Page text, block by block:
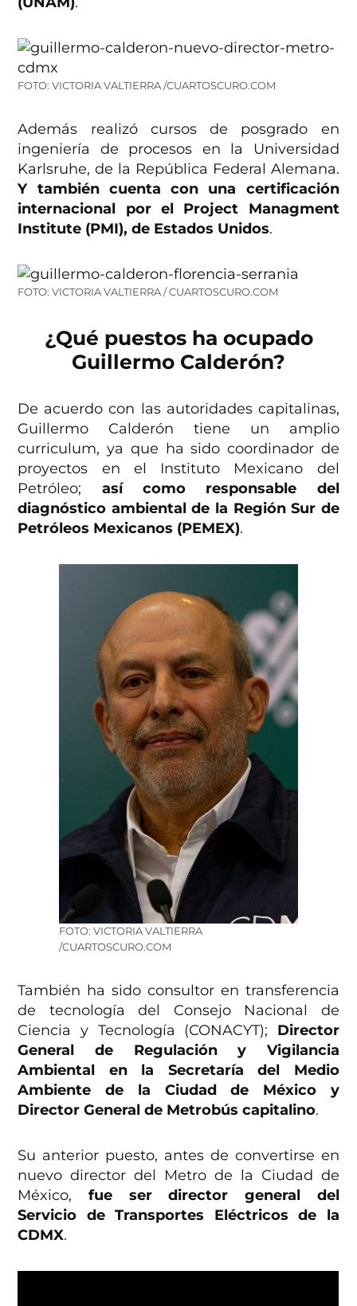
FOTO: VICTORIA VALTIERRA /CUARTOSCURO.COM
Además realizó cursos de posgrado en
ingeniería de procesos en la Universidad
Karlsruhe, de la República Federal Alemana.
Y también cuenta con una certificación
internacional por el Project Managment
Institute (PMI), de Estados Unidos.
FOTO: VICTORIA VALTIERRA / CUARTOSCURO.COM
¿Qué puestos ha ocupado
Guillermo Calderón?
De acuerdo con las autoridades capitalinas,
Guillermo Calderón tiene un amplio
curriculum, ya que ha sido coordinador de
proyectos en el Instituto Mexicano del
Petróleo; así como responsable del
diagnóstico ambiental de la Región Sur de
Petróleos Mexicanos (PEMEX).
FOTO: VICTORIA VALTIERRA
/CUARTOSCURO.COM
También ha sido consultor en transferencia
de tecnología del Consejo Nacional de
Ciencia y Tecnología (CONACYT); Director
General de Regulación y Vigilancia
Ambiental en la Secretaría del Medio
Ambiente de la Ciudad de México y
Director General de Metrobús capitalino.
Su anterior puesto, antes de convertirse en
nuevo director del Metro de la Ciudad de
México,fue ser director general del
Servicio de Transportes Eléctricos de la
CDMX.